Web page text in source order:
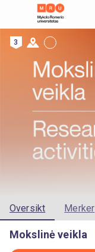
3
Oversikt Merker
Mokslinė veikla